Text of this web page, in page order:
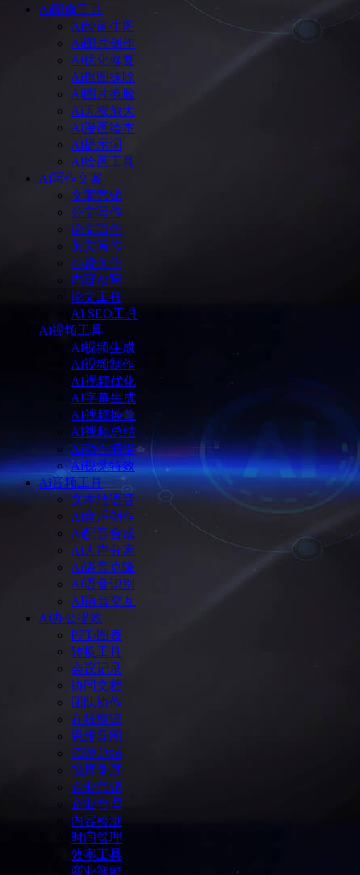
Ai图像工具
Ai绘画生图
Ai图片创作
Ai优化修复
Ai抠图抹除
Ai图片换脸
Ai无损放大
Ai漫画绘本
Ai提示词
Ai绘画工具
Ai写作文案
文案营销
公文写作
论文写作
英文写作
小说创作
内容改写
论文工具
AI SEO工具
Ai视频工具
Ai视频生成
Ai视频制作
AI视频优化
AI字幕生成
AI视频换脸
AI视频总结
Ai动作捕捉
Ai视觉特效
Ai音频工具
文本转语音
Ai音乐创作
Ai配音合成
Ai人声分离
Ai语音克隆
Ai语音识别
AI语音交互
Ai办公提效
PPT/图表
转换工具
会议记录
协同文档
团队协作
在线翻译
思维导图
阅读总结
投屏录屏
企业营销
企业管理
内容检测
时间管理
效率工具
商业智能